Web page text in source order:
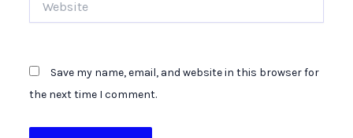
Save my name, email, and website in this browser for
the next time I comment.